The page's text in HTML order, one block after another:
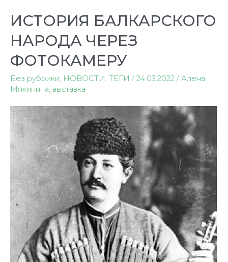
ИСТОРИЯ БАЛКАРСКОГО
НАРОДА ЧЕРЕЗ
ФОТОКАМЕРУ
Без рубрики, НОВОСТИ, ТЕГИ / 24.03.2022 / Алена
Мякинина, выставка